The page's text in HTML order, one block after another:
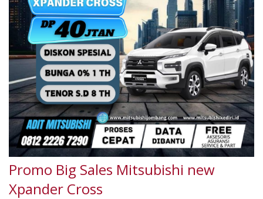
Promo Big Sales Mitsubishi new
Xpander Cross